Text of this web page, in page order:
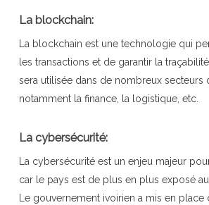
La blockchain:
La blockchain est une technologie qui
les transactions et de garantir la
sera utilisée dans de nombreux secteurs
notamment la finance, la logistique, etc.
La cybersécurité:
La cybersécurité est un enjeu majeur
car le pays est de plus en plus exposé
Le gouvernement ivoirien a mis en place